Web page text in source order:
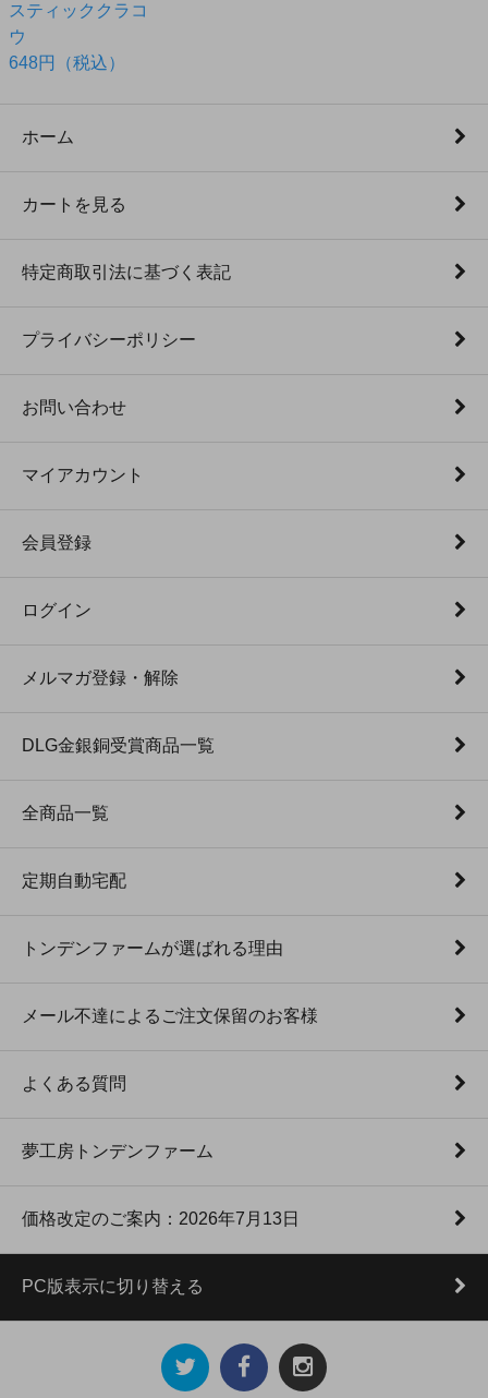
スティッククラコ
ウ
648円（税込）
ホーム
カートを見る
特定商取引法に基づく表記
プライバシーポリシー
お問い合わせ
マイアカウント
会員登録
ログイン
メルマガ登録・解除
DLG金銀銅受賞商品一覧
全商品一覧
定期自動宅配
トンデンファームが選ばれる理由
メール不達によるご注文保留のお客様
よくある質問
夢工房トンデンファーム
価格改定のご案内：2026年7月13日
PC版表示に切り替える